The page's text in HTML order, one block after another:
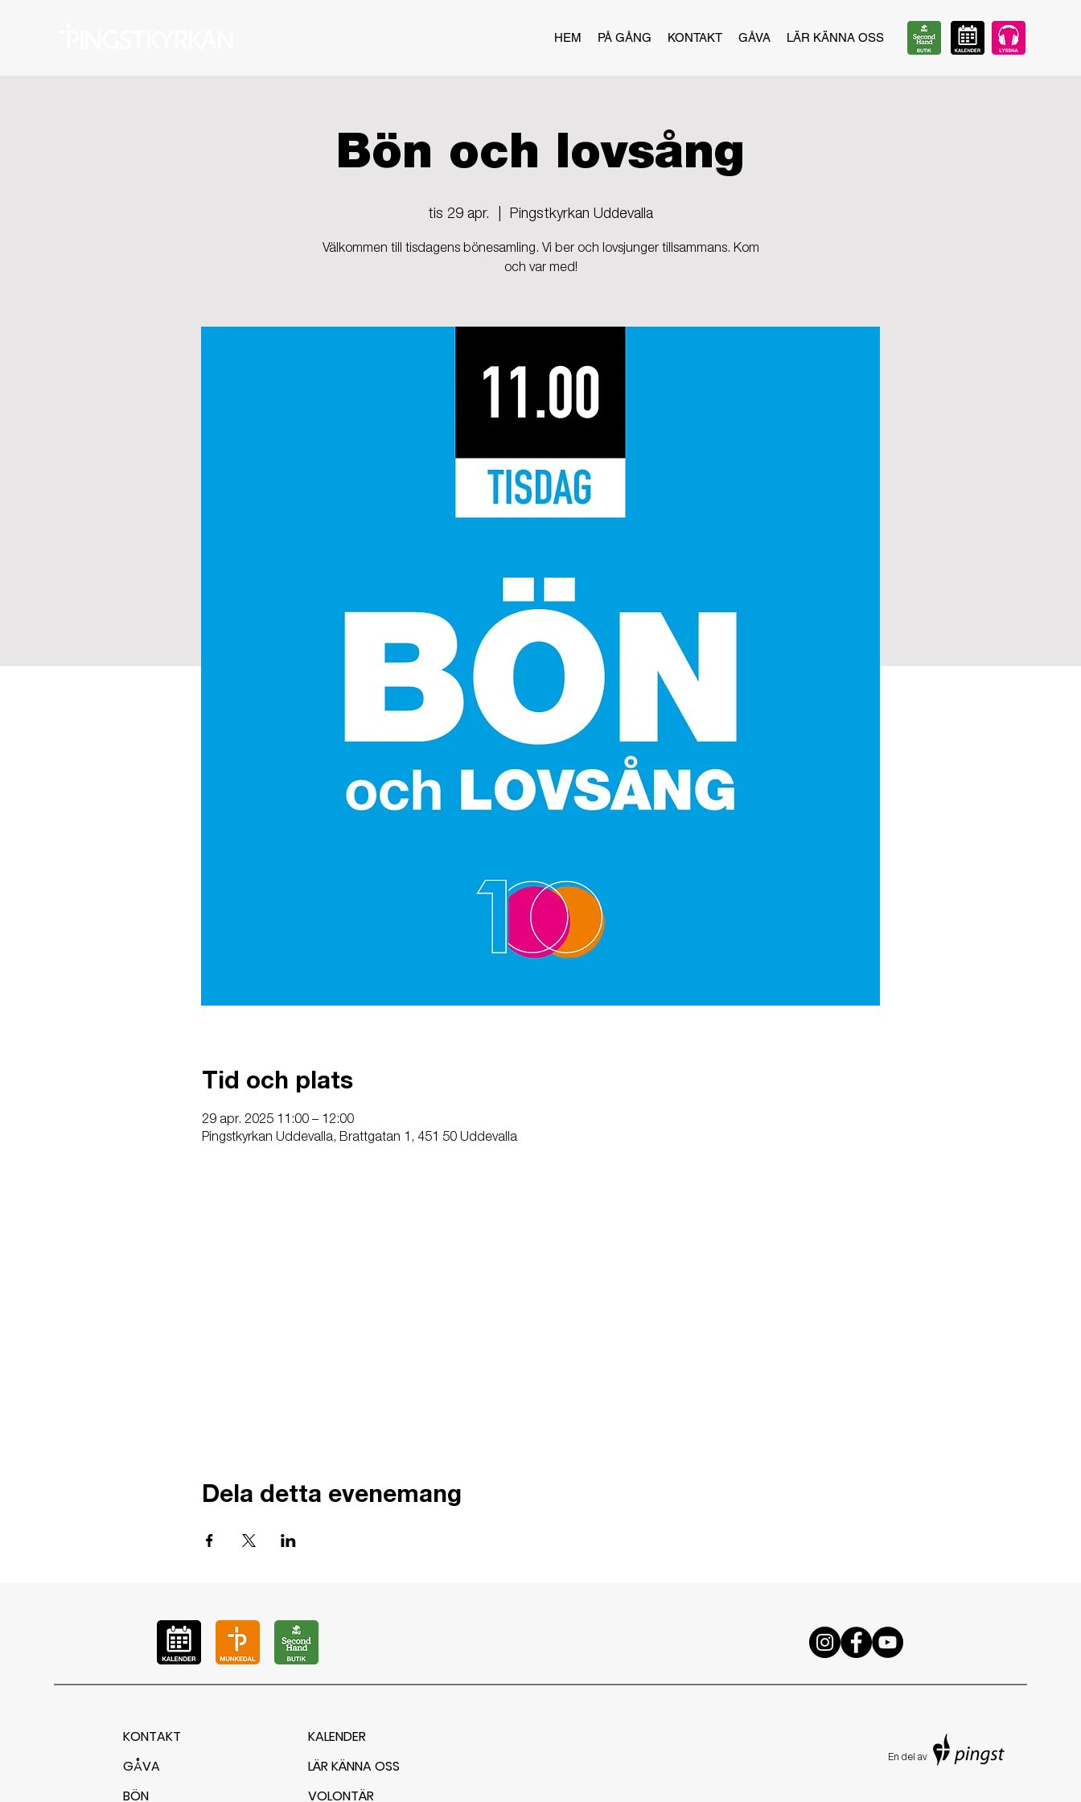
HEM PÅ GÅNG KONTAKT GÅVA LÄR KÄNNA OSS
Bön och lovsång
tis 29 apr. Pingstkyrkan Uddevalla
Välkommen till tisdagens bönesamling. Vi ber och lovsjunger tillsammans. Kom
och var med!
Tid och plats
29 apr. 2025 11:00 – 12:00
Pingstkyrkan Uddevalla, Brattgatan 1, 451 50 Uddevalla
Dela detta evenemang
KONTAKT
GÅVA
BÖN
KALENDER
LÄR KÄNNA OSS
VOLONTÄR
En del av